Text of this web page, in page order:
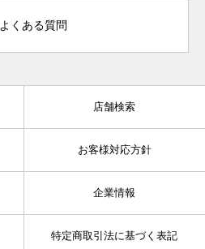
よくある質問
店舗検索
お客様対応方針
企業情報
特定商取引法に基づく表記